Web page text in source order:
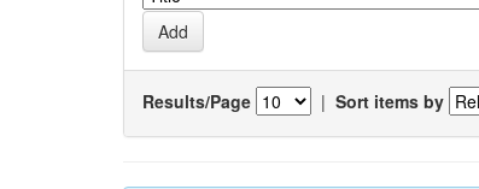
Results/Page | Sort items by